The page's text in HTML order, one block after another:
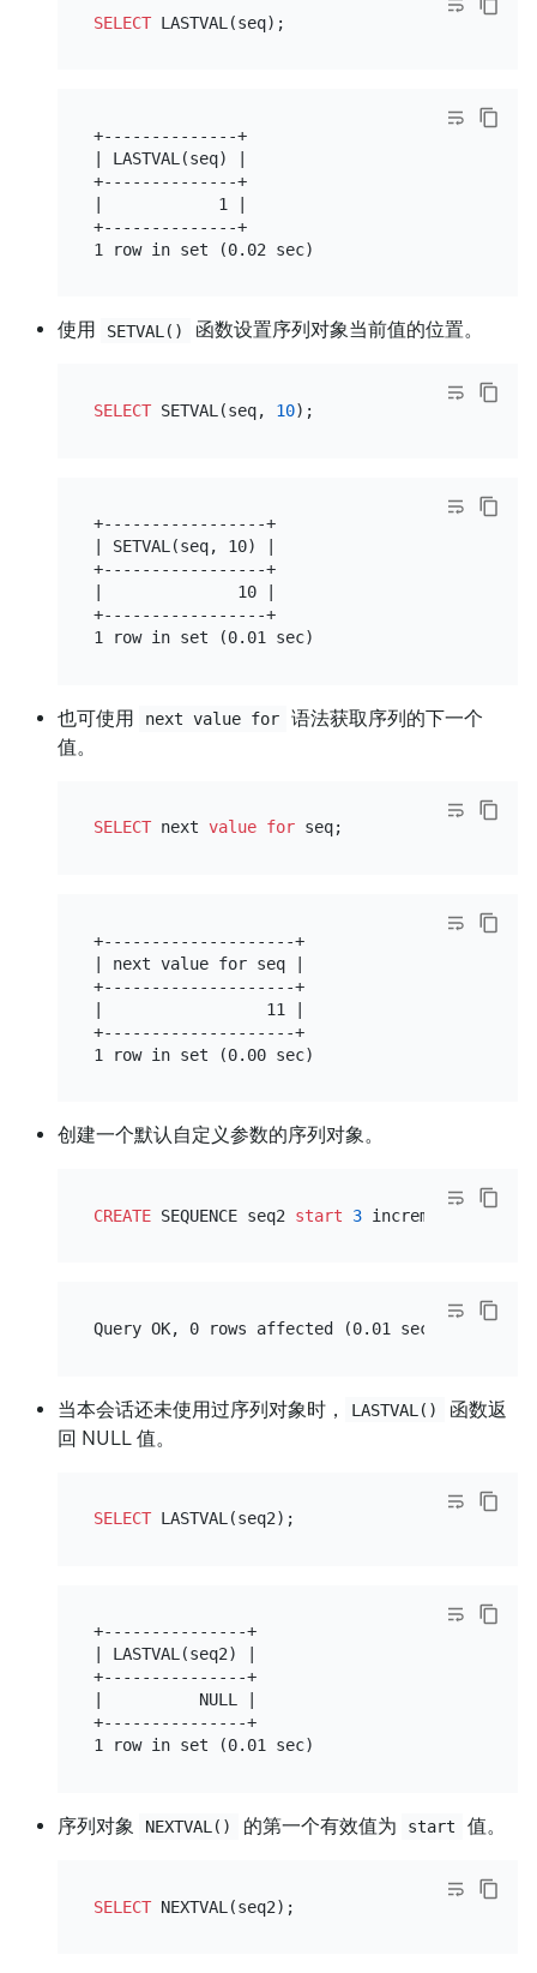
SELECT
+--------------+
| LASTVAL(seq) |
+--------------+
|            1 |
+--------------+
使用 SETVAL() 函数设置序列对象当前值的位置。
SELECT SETVAL(seq, 10
+-----------------+
| SETVAL(seq, 10) |
+-----------------+
|              10 |
+-----------------+
也可使用 next value for
语法获取序列的下一个
值。
SELECT next value for
+--------------------+
| next value for seq |
+--------------------+
|                 11 |
+--------------------+
创建一个默认自定义参数的序列对象。
CREATE SEQUENCE seq2 start 3 increment
当本会话还未使用过序列对象时， LASTVAL()
函数返
回 NULL 值。
SELECT
+---------------+
| LASTVAL(seq2) |
+---------------+
|          NULL |
+---------------+
序列对象 NEXTVAL() 的第一个有效值为 start 值。
SELECT